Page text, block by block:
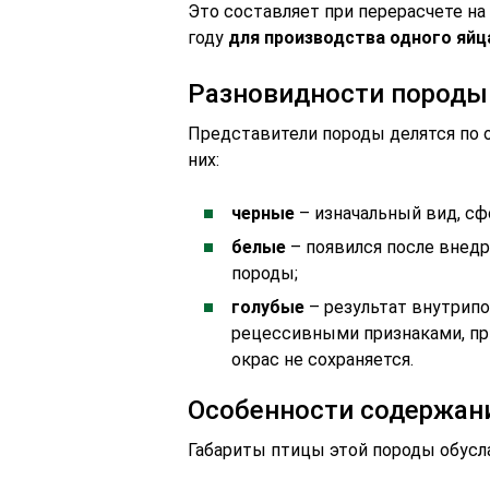
Это составляет при перерасчете
году для производства одного
Разновидности породы
Представители породы делятся по
них:
черные – изначальный вид,
белые – появился после
породы;
голубые – результат
рецессивными признаками,
окрас не сохраняется.
Особенности
Габариты птицы этой породы